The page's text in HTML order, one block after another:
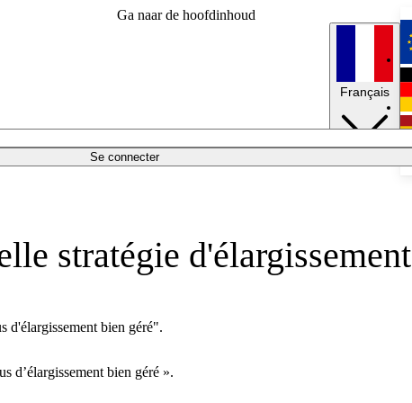
Ga naar de hoofdinhoud
Se connecter
Français
stratégie d'élargissement
d'élargissement bien géré".
d’élargissement bien géré ».